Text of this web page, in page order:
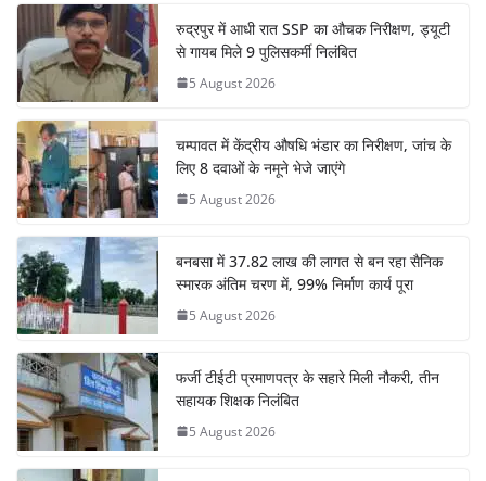
रुद्रपुर में आधी रात SSP का औचक निरीक्षण, ड्यूटी
से गायब मिले 9 पुलिसकर्मी निलंबित
5 August 2026
चम्पावत में केंद्रीय औषधि भंडार का निरीक्षण, जांच के
लिए 8 दवाओं के नमूने भेजे जाएंगे
5 August 2026
बनबसा में 37.82 लाख की लागत से बन रहा सैनिक
स्मारक अंतिम चरण में, 99% निर्माण कार्य पूरा
5 August 2026
फर्जी टीईटी प्रमाणपत्र के सहारे मिली नौकरी, तीन
सहायक शिक्षक निलंबित
5 August 2026